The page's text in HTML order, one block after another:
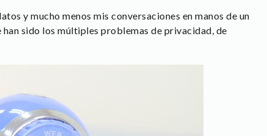
y mucho menos mis conversaciones en manos de un
han sido los múltiples problemas de privacidad, de